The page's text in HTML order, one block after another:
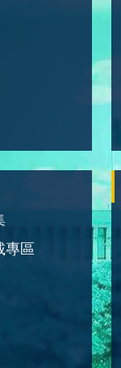
專區